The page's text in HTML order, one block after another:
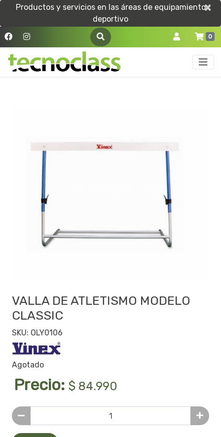
Productos y servicios en las áreas de equipamiento
deportivo
×
×
0
VALLA DE ATLETISMO MODELO
CLASSIC
SKU: OLY0106
Agotado
Precio: $ 84.990